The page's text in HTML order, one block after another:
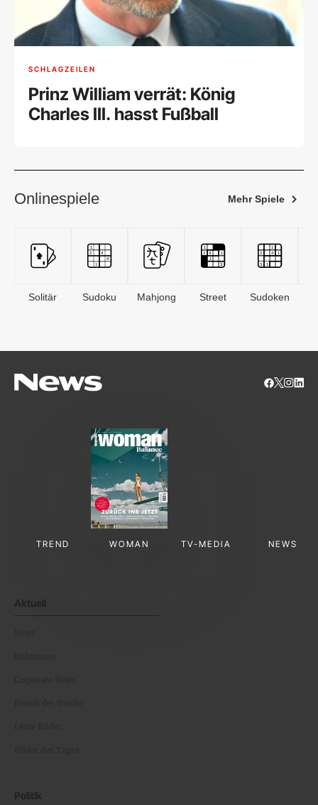
SCHLAGZEILEN
Prinz William verrät: König
Charles III. hasst Fußball
Onlinespiele Mehr Spiele
Solitär Sudoku Mahjong Street Sudoken
TREND WOMAN TV-MEDIA NEWS
Aktuell